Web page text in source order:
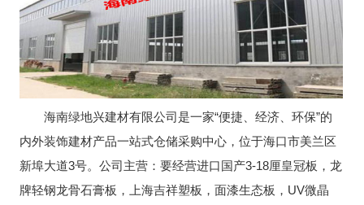
海南绿地兴建材有限公司是一家“便捷、经济、环保”的
内外装饰建材产品一站式仓储采购中心，位于海口市美兰区
新埠大道3号。公司主营：要经营进口国产3-18厘皇冠板，龙
牌轻钢龙骨石膏板，上海吉祥塑板，面漆生态板，UV微晶